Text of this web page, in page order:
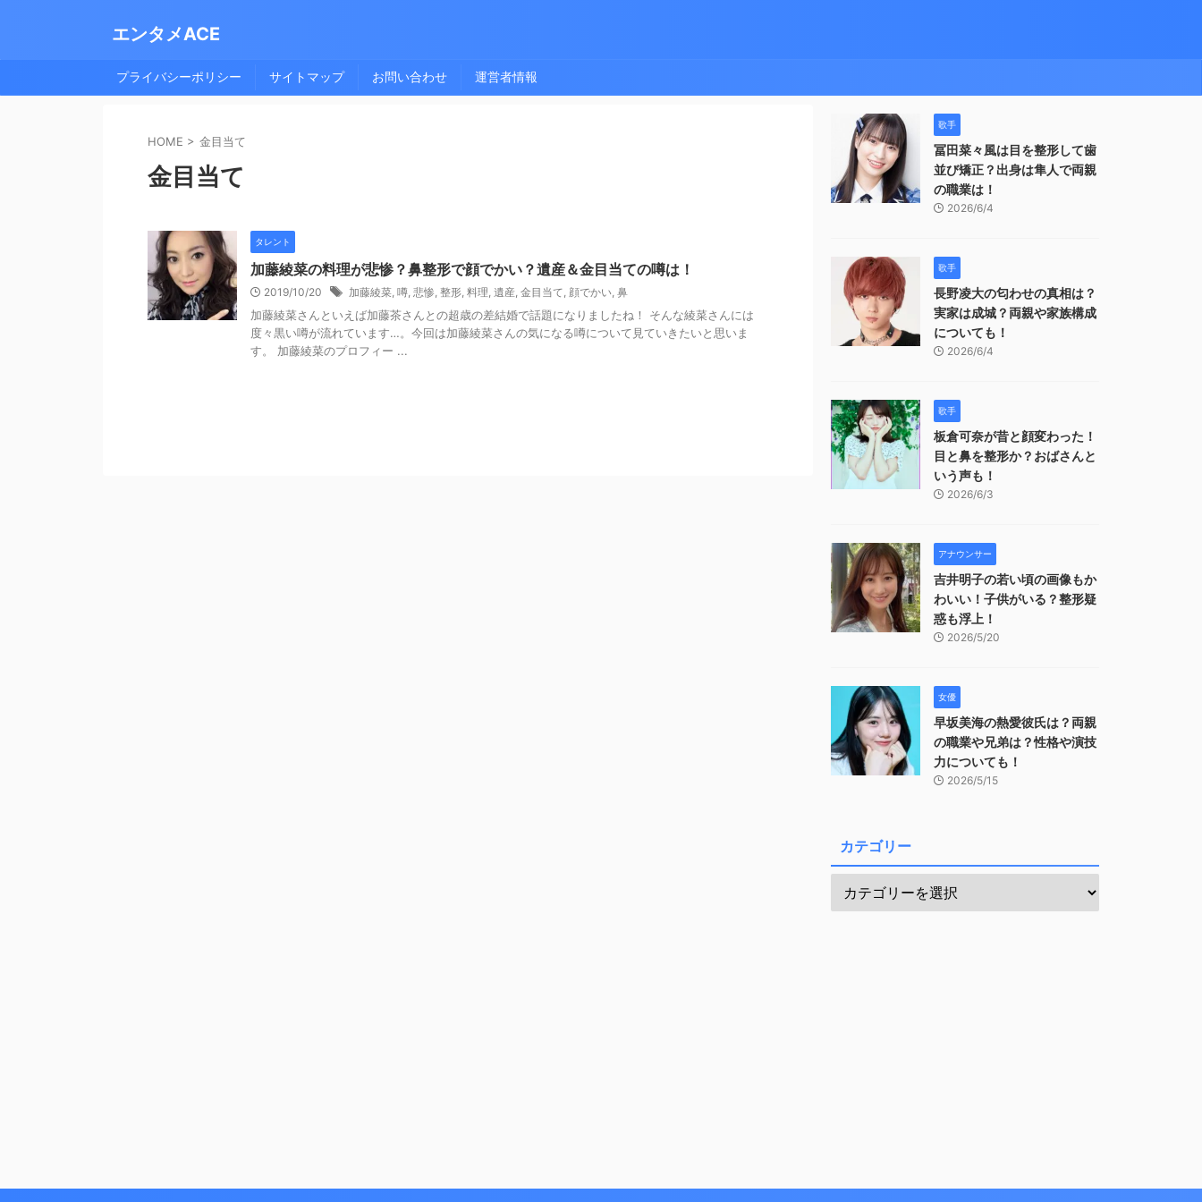
エンタメACE
プライバシーポリシー サイトマップ お問い合わせ 運営者情報
HOME > 金目当て
金目当て
タレント
加藤綾菜の料理が悲惨？鼻整形で顔でかい？遺産＆金目当ての噂は！
2019/10/20 加藤綾菜, 噂, 悲惨, 整形, 料理, 遺産, 金目当て, 顔でかい, 鼻
加藤綾菜さんといえば加藤茶さんとの超歳の差結婚で話題になりましたね！ そんな綾菜さんには
度々黒い噂が流れています…。今回は加藤綾菜さんの気になる噂について見ていきたいと思いま
す。 加藤綾菜のプロフィー ...
歌手
冨田菜々風は目を整形して歯
並び矯正？出身は隼人で両親
の職業は！
2026/6/4
歌手
長野凌大の匂わせの真相は？
実家は成城？両親や家族構成
についても！
2026/6/4
歌手
板倉可奈が昔と顔変わった！
目と鼻を整形か？おばさんと
いう声も！
2026/6/3
アナウンサー
吉井明子の若い頃の画像もか
わいい！子供がいる？整形疑
惑も浮上！
2026/5/20
女優
早坂美海の熱愛彼氏は？両親
の職業や兄弟は？性格や演技
力についても！
2026/5/15
カテゴリー